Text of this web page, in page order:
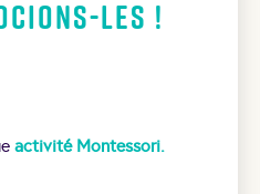
les !
activité Montessori.